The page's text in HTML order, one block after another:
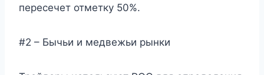
пересечет отметку 50%.
#2 – Бычьи и медвежьи рынки